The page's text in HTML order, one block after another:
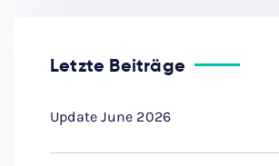
Letzte Beiträge
Update June 2026